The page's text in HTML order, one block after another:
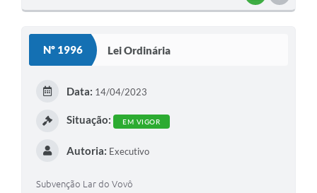
Nº 1996 Lei Ordinária
Data: 14/04/2023
Situação: EM VIGOR
Autoria: Executivo
Subvenção Lar do Vovô